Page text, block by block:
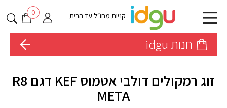
קניות מחו״ל עד הבית 0
חנות idgu
זוג רמקולים דולבי אטמוס KEF דגם R8
META